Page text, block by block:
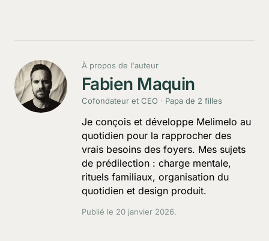
À propos de l'auteur
Fabien Maquin
Cofondateur et CEO · Papa de 2 filles
Je conçois et développe Melimelo au
quotidien pour la rapprocher des
vrais besoins des foyers. Mes sujets
de prédilection : charge mentale,
rituels familiaux, organisation du
quotidien et design produit.
Publié le 20 janvier 2026.